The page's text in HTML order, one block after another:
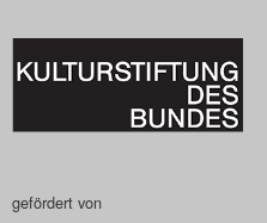
Das
gefördert von